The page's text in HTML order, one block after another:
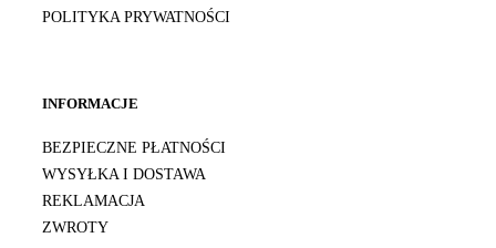
POLITYKA PRYWATNOŚCI
INFORMACJE
BEZPIECZNE PŁATNOŚCI
WYSYŁKA I DOSTAWA
REKLAMACJA
ZWROTY